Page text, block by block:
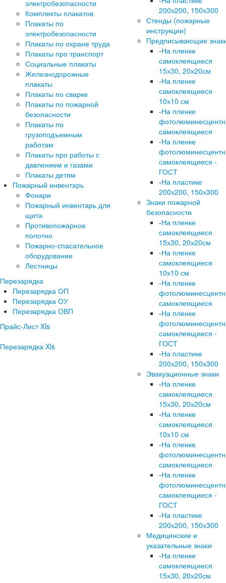
электробезопасности
Комплекты плакатов
Плакаты по
электробезопасности
Плакаты по охране труда
Плакаты про транспорт
Социальные плакаты
Железнодорожные
плакаты
Плакаты по сварке
Плакаты по пожарной
безопасности
Плакаты по
грузоподъемным
работам
Плакаты про работы с
давлением и газами
Плакаты детям
Пожарный инвентарь
Фонари
Пожарный инвентарь для
щита
Противопожарное
полотно
Пожарно-спасательное
оборудование
Лестницы
Перезарядка
Перезарядка ОП
Перезарядка ОУ
Перезарядка ОВП
Прайс-Лист Xls
Перезарядка Xls
200х200, 150х300
Стенды (пожарные
инструкции)
Предписывающие
-На пленке
самоклеящиеся
15х30, 20х20см
-На пленке
самоклеящиеся
10х10 см
-На пленке
самоклеящиеся
-На пленке
самоклеящиеся -
ГОСТ
-На пластике
200х200, 150х300
Знаки пожарной
безопасности
-На пленке
самоклеящиеся
15х30, 20х20см
-На пленке
самоклеящиеся
10х10 см
-На пленке
самоклеящиеся
-На пленке
самоклеящиеся -
ГОСТ
-На пластике
200х200, 150х300
Эвакуационные знаки
-На пленке
самоклеящиеся
15х30, 20х20см
-На пленке
самоклеящиеся
10х10 см
-На пленке
самоклеящиеся
-На пленке
самоклеящиеся -
ГОСТ
-На пластике
200х200, 150х300
Медицинские и
указательные знаки
-На пленке
самоклеящиеся
15х30, 20х20см